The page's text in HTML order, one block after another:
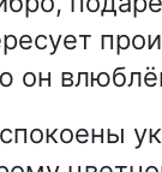
он